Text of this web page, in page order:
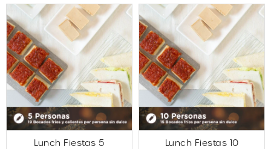
Lunch Fiestas 5
Lunch Fiestas 10